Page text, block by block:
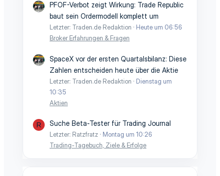
PFOF-Verbot zeigt Wirkung: Trade Republic
baut sein Ordermodell komplett um
Letzter: Traden.de Redaktion
Heute um 06:56
Broker Erfahrungen & Fragen
SpaceX vor der ersten Quartalsbilanz: Diese
Zahlen entscheiden heute über die Aktie
Letzter: Traden.de Redaktion
Dienstag um
10:35
Aktien
R Suche Beta-Tester für Trading Journal
Letzter: Ratzfratz
Montag um 10:26
Trading-Tagebuch, Ziele & Erfolge